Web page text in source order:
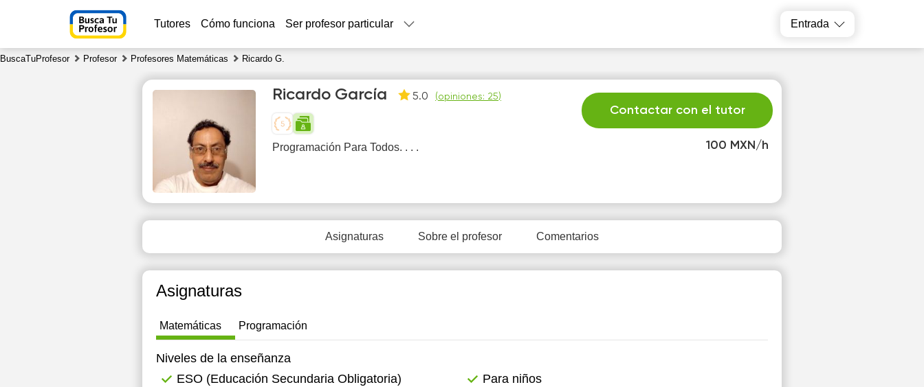
Tutores Cómo funciona Ser profesor particular Entrada
BuscaTuProfesor Profesor Profesores Matemáticas Ricardo G.
100 MXN/h
Contactar con el tutor
Ricardo García 5.0 (opiniones: 25)
Programación Para Todos. . . .
Asignaturas Sobre el profesor Comentarios
Asignaturas
Matemáticas Programación
Niveles de la enseñanza
ESO (Educación Secundaria Obligatoria)
Para niños
Su
9
10:30
12:00
12:30
13:00